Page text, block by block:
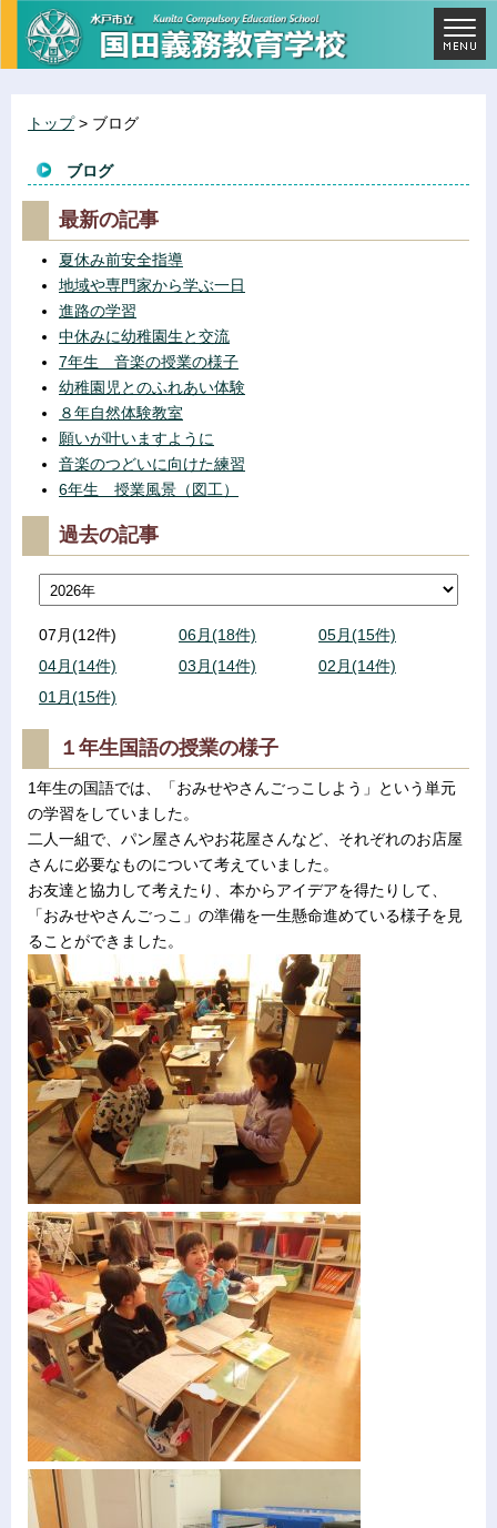
トップ> ブログ
ブログ
最新の記事
夏休み前安全指導
地域や専門家から学ぶ一日
進路の学習
中休みに幼稚園生と交流
7年生 音楽の授業の様子
幼稚園児とのふれあい体験
８年自然体験教室
願いが叶いますように
音楽のつどいに向けた練習
6年生 授業風景（図工）
過去の記事
07月(12件) 06月(18件)
05月(15件)
04月(14件)
03月(14件)
02月(14件)
01月(15件)
１年生国語の授業の様子
1年生の国語では、「おみせやさんごっこしよう」という単元
の学習をしていました。
二人一組で、パン屋さんやお花屋さんなど、それぞれのお店屋
さんに必要なものについて考えていました。
お友達と協力して考えたり、本からアイデアを得たりして、
「おみせやさんごっこ」の準備を一生懸命進めている様子を見
ることができました。